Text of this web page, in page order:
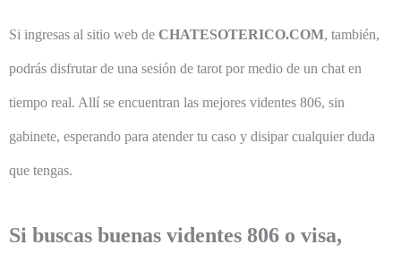
Si ingresas al sitio web de CHATESOTERICO.COM, también,
podrás disfrutar de una sesión de tarot por medio de un chat en
tiempo real. Allí se encuentran las mejores videntes 806, sin
gabinete, esperando para atender tu caso y disipar cualquier duda
que tengas.
Si buscas buenas videntes 806 o visa,